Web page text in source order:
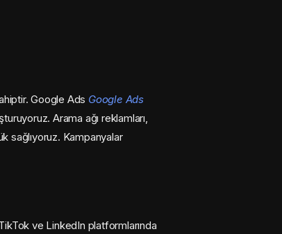
Google Ads Google Ads
Arama ağı reklamları,
sağlıyoruz. Kampanyalar
ve LinkedIn platformlarında